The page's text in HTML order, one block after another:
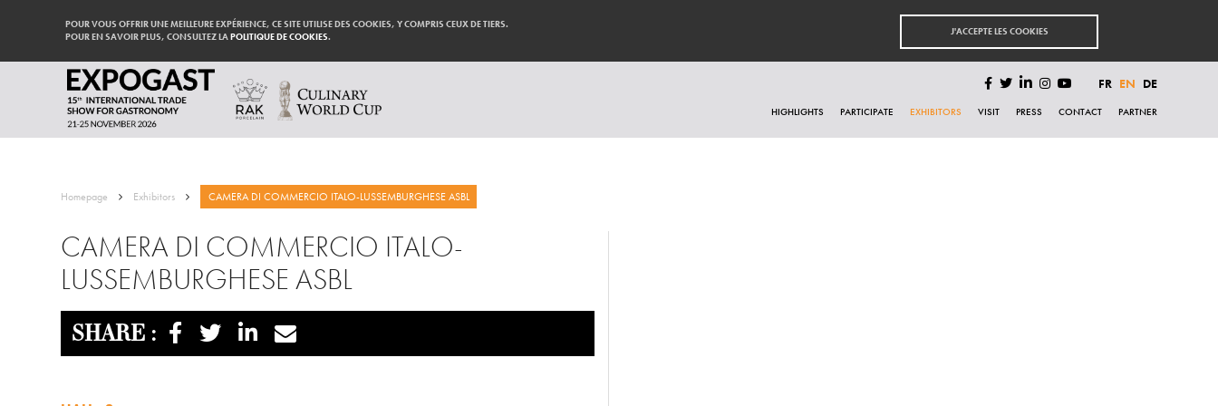
POUR VOUS OFFRIR UNE MEILLEURE EXPÉRIENCE, CE SITE UTILISE DES COOKIES, Y COMPRIS CEUX DE TIERS.
POUR EN SAVOIR PLUS, CONSULTEZ LAPOLITIQUE DE COOKIES. J'ACCEPTE LES COOKIES
FR EN DE
HIGHLIGHTS PARTICIPATE EXHIBITORS VISIT PRESS CONTACT PARTNER
Homepage Exhibitors CAMERA DI COMMERCIO ITALO-LUSSEMBURGHESE ASBL
CAMERA DI COMMERCIO ITALO-
LUSSEMBURGHESE ASBL
SHARE :